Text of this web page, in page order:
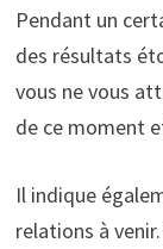
Pendant un
des résultats
vous ne vous
de ce moment
Il indique
relations à